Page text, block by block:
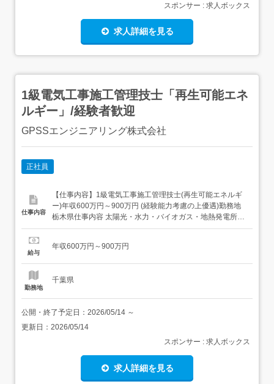
スポンサー : 求人ボックス
求人詳細を見る
1級電気工事施工管理技士「再生可能エネ
ルギー」/経験者歓迎
GPSSエンジニアリング株式会社
正社員
仕事内容
【仕事内容】1級電気工事施工管理技士(再生可能エネルギ
ー)年収600万円～900万円 (経験能力考慮の上優遇)勤務地
栃木県仕事内容 太陽光・水力・バイオガス・地熱発電所建
設現場における(建設前から建設完了までの)施工管理を担
スタースケジュール作成から日々の実施(修正)工程管理(
給与
年収600万円～900万円
勤務地
千葉県
公開・終了予定日： 2026/05/14 ～
更新日： 2026/05/14
スポンサー : 求人ボックス
求人詳細を見る